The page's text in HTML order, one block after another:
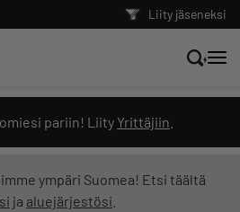
Liity jäseneksi
pariin! Liity Yrittäjiin
ympäri Suomea! Etsi täältä
ja aluejärjestösi
kysy suoraan